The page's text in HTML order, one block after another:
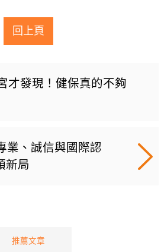
回上頁
才發現！健保真的不夠
、誠信與國際認
新局
推薦文章